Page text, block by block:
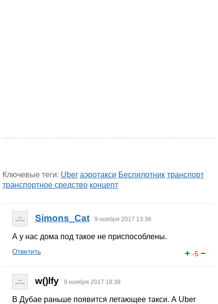
Ключевые теги: Uber аэротакси Беспилотник транспорт
транспортное средство концепт
Simons_Cat 9 ноября 2017 13:36
А у нас дома под такое не приспособлены.
+ -5 −
Ответить
w()lfy 9 ноября 2017 18:38
В Дубае раньше появится летающее такси. А Uber